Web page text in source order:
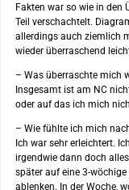
Fakten war so wie in den
Teil verschachtelt.
allerdings auch ziemlich
wieder überraschend
– Was überraschte mich
Insgesamt ist am NC
oder auf das ich mich
– Wie fühlte ich mich
Ich war sehr erleichtert.
irgendwie dann doch
später auf eine 3-
ablenken. In der Woche,